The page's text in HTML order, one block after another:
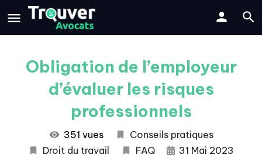
Obligation de l’employeur
d’évaluer les risques
professionnels
351 vues
Conseils pratiques
Droit du travail
FAQ
31 Mai 2023